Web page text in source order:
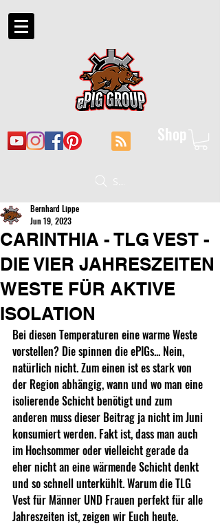
Shop
Suche
CARINTHIA - TLG VEST -
DIE VIER JAHRESZEITEN
WESTE FÜR AKTIVE
ISOLATION
Bernhard Lippe
Jun 19, 2023
Bei diesen Temperaturen eine warme Weste
vorstellen? Die spinnen die ePIGs... Nein,
natürlich nicht. Zum einen ist es stark von
der Region abhängig, wann und wo man eine
isolierende Schicht benötigt und zum
anderen muss dieser Beitrag ja nicht im Juni
konsumiert werden. Fakt ist, dass man auch
im Hochsommer oder vielleicht gerade da
eher nicht an eine wärmende Schicht denkt
und so schnell unterkühlt. Warum die TLG
Vest für Männer UND Frauen perfekt für alle
Jahreszeiten ist, zeigen wir Euch heute.